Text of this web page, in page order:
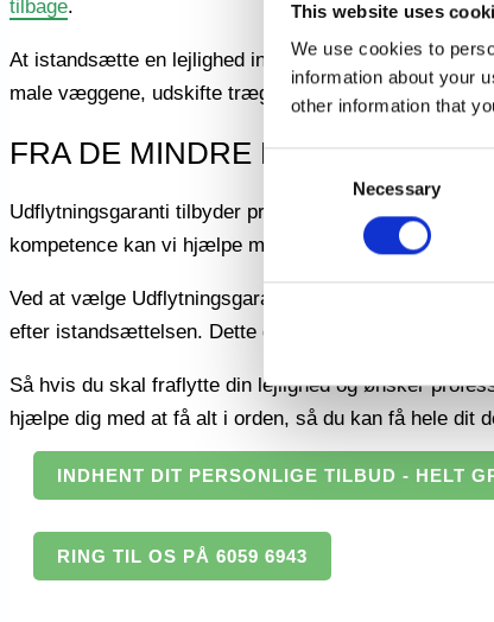
This website uses
We use cookies to
information about your
other information that
Consent
Necessary
tilbage.
At istandsætte en lejlighed indebærer ofte at gøre
male væggene, udskifte trægulve eller reparere små
FRA DE MINDRE
Udflytningsgaranti tilbyder professionel hjælp til
kompetence kan vi hjælpe med alt fra mindre
Ved at vælge Udflytningsgaranti får du også en
efter istandsættelsen. Dette giver dig ro i maven og
Så hvis du skal fraflytte din lejlighed og ønsker
hjælpe dig med at få alt i orden, så du kan få hele dit
INDHENT DIT PERSONLIGE TILBUD - HELT
RING TIL OS PÅ 6059 6943